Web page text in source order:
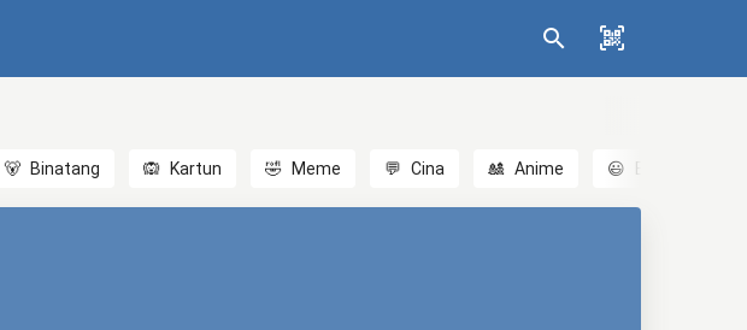
🐻 Binatang 🙉 Kartun 🤣 Meme 💬 Cina 🎎 Anime 😃